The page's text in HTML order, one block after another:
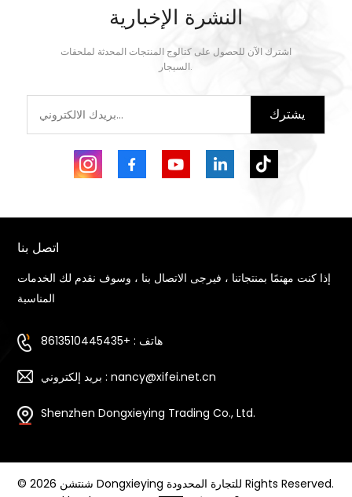
النشرة الإخبارية
اشترك الآن للحصول على كتالوج المنتجات المحدثة لملحقات
السيجار.
يشترك
اتصل بنا
إذا كنت مهتمًا بمنتجاتنا ، فيرجى الاتصال بنا ، وسوف نقدم لك الخدمات
المناسبة
هاتف : +8613510445435
بريد إلكتروني : nancy@xifei.net.cn
Shenzhen Dongxieying Trading Co., Ltd.
© 2026 شنتشن Dongxieying للتجارة المحدودة Rights Reserved.